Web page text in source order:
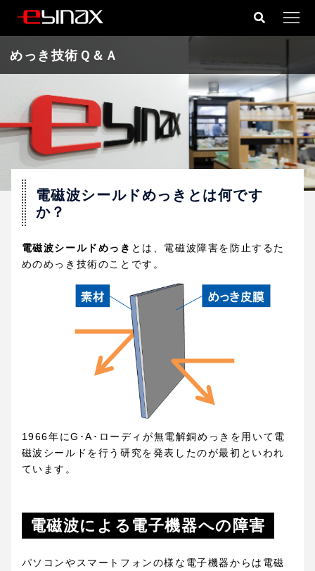
ン
キ
プ
めっき技術Ｑ＆Ａ
電磁波シールドめっきとは何です
か？
電磁波シールドめっき とは、電磁波障害を防止するた
めのめっき技術のことです。
1966年にG･A･ローディが無電解銅めっきを用いて電
磁波シールドを行う研究を発表したのが最初といわれ
ています。
電磁波による電子機器への障害
パソコンやスマートフォンの様な電子機器からは電磁